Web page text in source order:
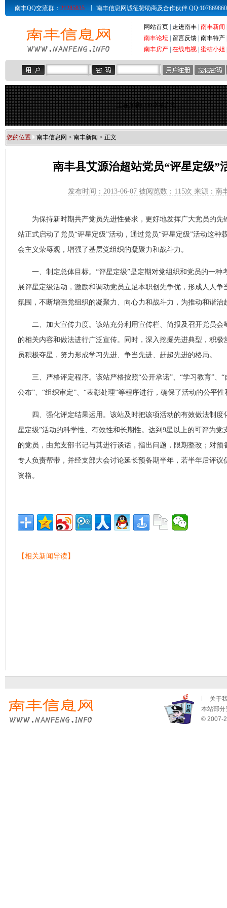
南丰QQ交流群： 21285835 南丰信息网诚征赞助商及合作伙伴
网站首页 走进南丰 南丰新闻
南丰论坛
留言反馈 南丰特产
南丰房产 在线电视 蜜桔小姐
正在加载LED字幕广告...
您的位置 南丰信息网 > 南丰新闻 > 正文
南丰县艾源治超站党员“评星定级”
发布时间：2013-06-07 被阅览数： 115次 来源：南
为保持新时期共产党员先进性要求，更好地发挥广大党员的先
站正式启动了党员“评星定级”活动，通过党员“评星定级”活动这种
会主义荣辱观，增强了基层党组织的凝聚力和战斗力。
一、制定总体目标。“评星定级”是定期对党组织和党员的一种
展评星定级活动，激励和调动党员立足本职创先争优，形成人人争
氛围，不断增强党组织的凝聚力、向心力和战斗力，为推动和谐治
二、加大宣传力度。该站充分利用宣传栏、简报及召开党员会
的相关内容和做法进行广泛宣传。同时，深入挖掘先进典型，积极
员积极夺星，努力形成学习先进、争当先进、赶超先进的格局。
三、严格评定程序。该站严格按照“公开承诺”、“学习教育”、“
公布”、“组织审定”、“表彰处理”等程序进行，确保了活动的公平
四、强化评定结果运用。该站及时把该项活动的有效做法制度
星定级”活动的科学性、有效性和长期性。达到9星以上的可评为党
的党员，由党支部书记与其进行谈话，指出问题，限期整改；对预
专人负责帮带，并经支部大会讨论延长预备期半年，若半年后评议
资格。
【相关新闻导读】
关于
本站部分
© 2007-